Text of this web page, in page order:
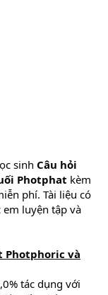
sinh Câu hỏi
Photphat kèm
phí. Tài liệu có
luyện tập và
Photphoric và
tác dụng với